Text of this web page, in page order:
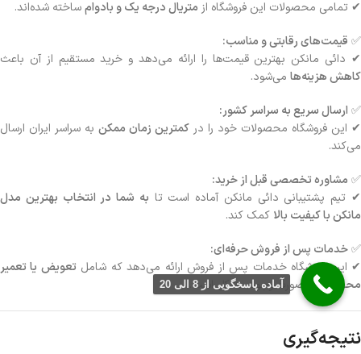
✔ تمامی محصولات این فروشگاه از متریال درجه یک و بادوامساخته شده‌اند.
✅ قیمت‌های رقابتی و مناسب:
✔ دائی مانکن بهترین قیمت‌ها را ارائه می‌دهد و خرید مستقیم از آن باعث
کاهش هزینه‌ها می‌شود.
✅ ارسال سریع به سراسر کشور:
✔ این فروشگاه محصولات خود را در کمترین زمان ممکن به سراسر ایران ارسال
می‌کند.
✅ مشاوره تخصصی قبل از خرید:
✔ تیم پشتیبانی دائی مانکن آماده است تا به شما در انتخاب بهترین مدل
مانکن با کیفیت بالا کمک کند.
✅خدمات پس از فروش حرفه‌ای:
✔ این فروشگاه خدمات پس از فروش ارائه می‌دهد که شامل تعویض یا تعمیر
محصولدر صورت وجود مشکل است.
نتیجه‌گیری
آماده پاسخگویی از 8 الی 20